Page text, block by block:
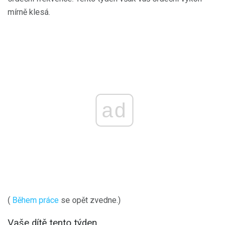
mírně klesá.
ad
( Během práce se opět zvedne.)